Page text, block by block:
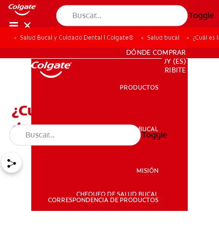
Toggle
SALUD BUCAL
PARA PROFESIONALES
DÓNDE COMPRAR
UY (ES)
SUSCRIBITE
PRODUCTOS
SALUD BUCAL
MISIÓN
CHEQUEO DE SALUD BUCAL
CORRESPONDENCIA DE PRODUCTOS
Toggle
Salud Bucal y Cuidado Dental | Colgate® Salud bucal ¿Cuál
¿Cuál es la mejor prótesis
dental para usted?